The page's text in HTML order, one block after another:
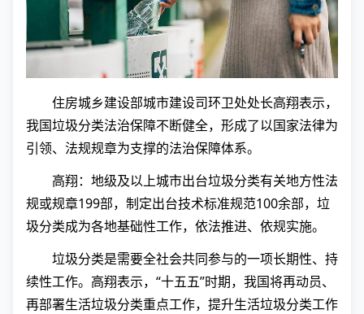
住房城乡建设部城市建设司环卫处处长高翔表示，
我国垃圾分类法治保障不断健全，形成了以国家法律为
引领、法规规章为支撑的法治保障体系。
高翔：地级及以上城市出台垃圾分类有关地方性法
规或规章199部，制定出台技术标准规范100余部，垃
圾分类成为各地基础性工作，依法推进、依规实施。
垃圾分类是需要全社会共同参与的一项长期性、持
续性工作。高翔表示，“十五五”时期，我国将再动员、
再部署生活垃圾分类重点工作，提升生活垃圾分类工作